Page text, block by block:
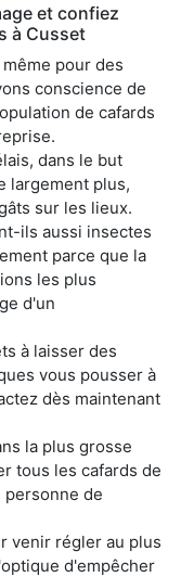
et confiez
à Cusset
pour des
conscience de
de cafards
dans le but
largement plus,
sur les lieux.
ils aussi insectes
parce que la
les plus
d'un
à laisser des
vous pousser à
dès maintenant
la plus grosse
tous les cafards de
personne de
venir régler au plus
d'empêcher